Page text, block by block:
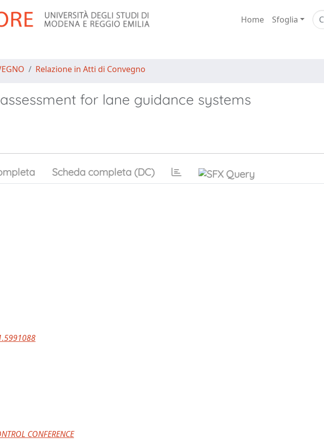
Home Sfoglia
Relazione in Atti di Convegno
for lane guidance systems
Scheda completa (DC)
CONFERENCE